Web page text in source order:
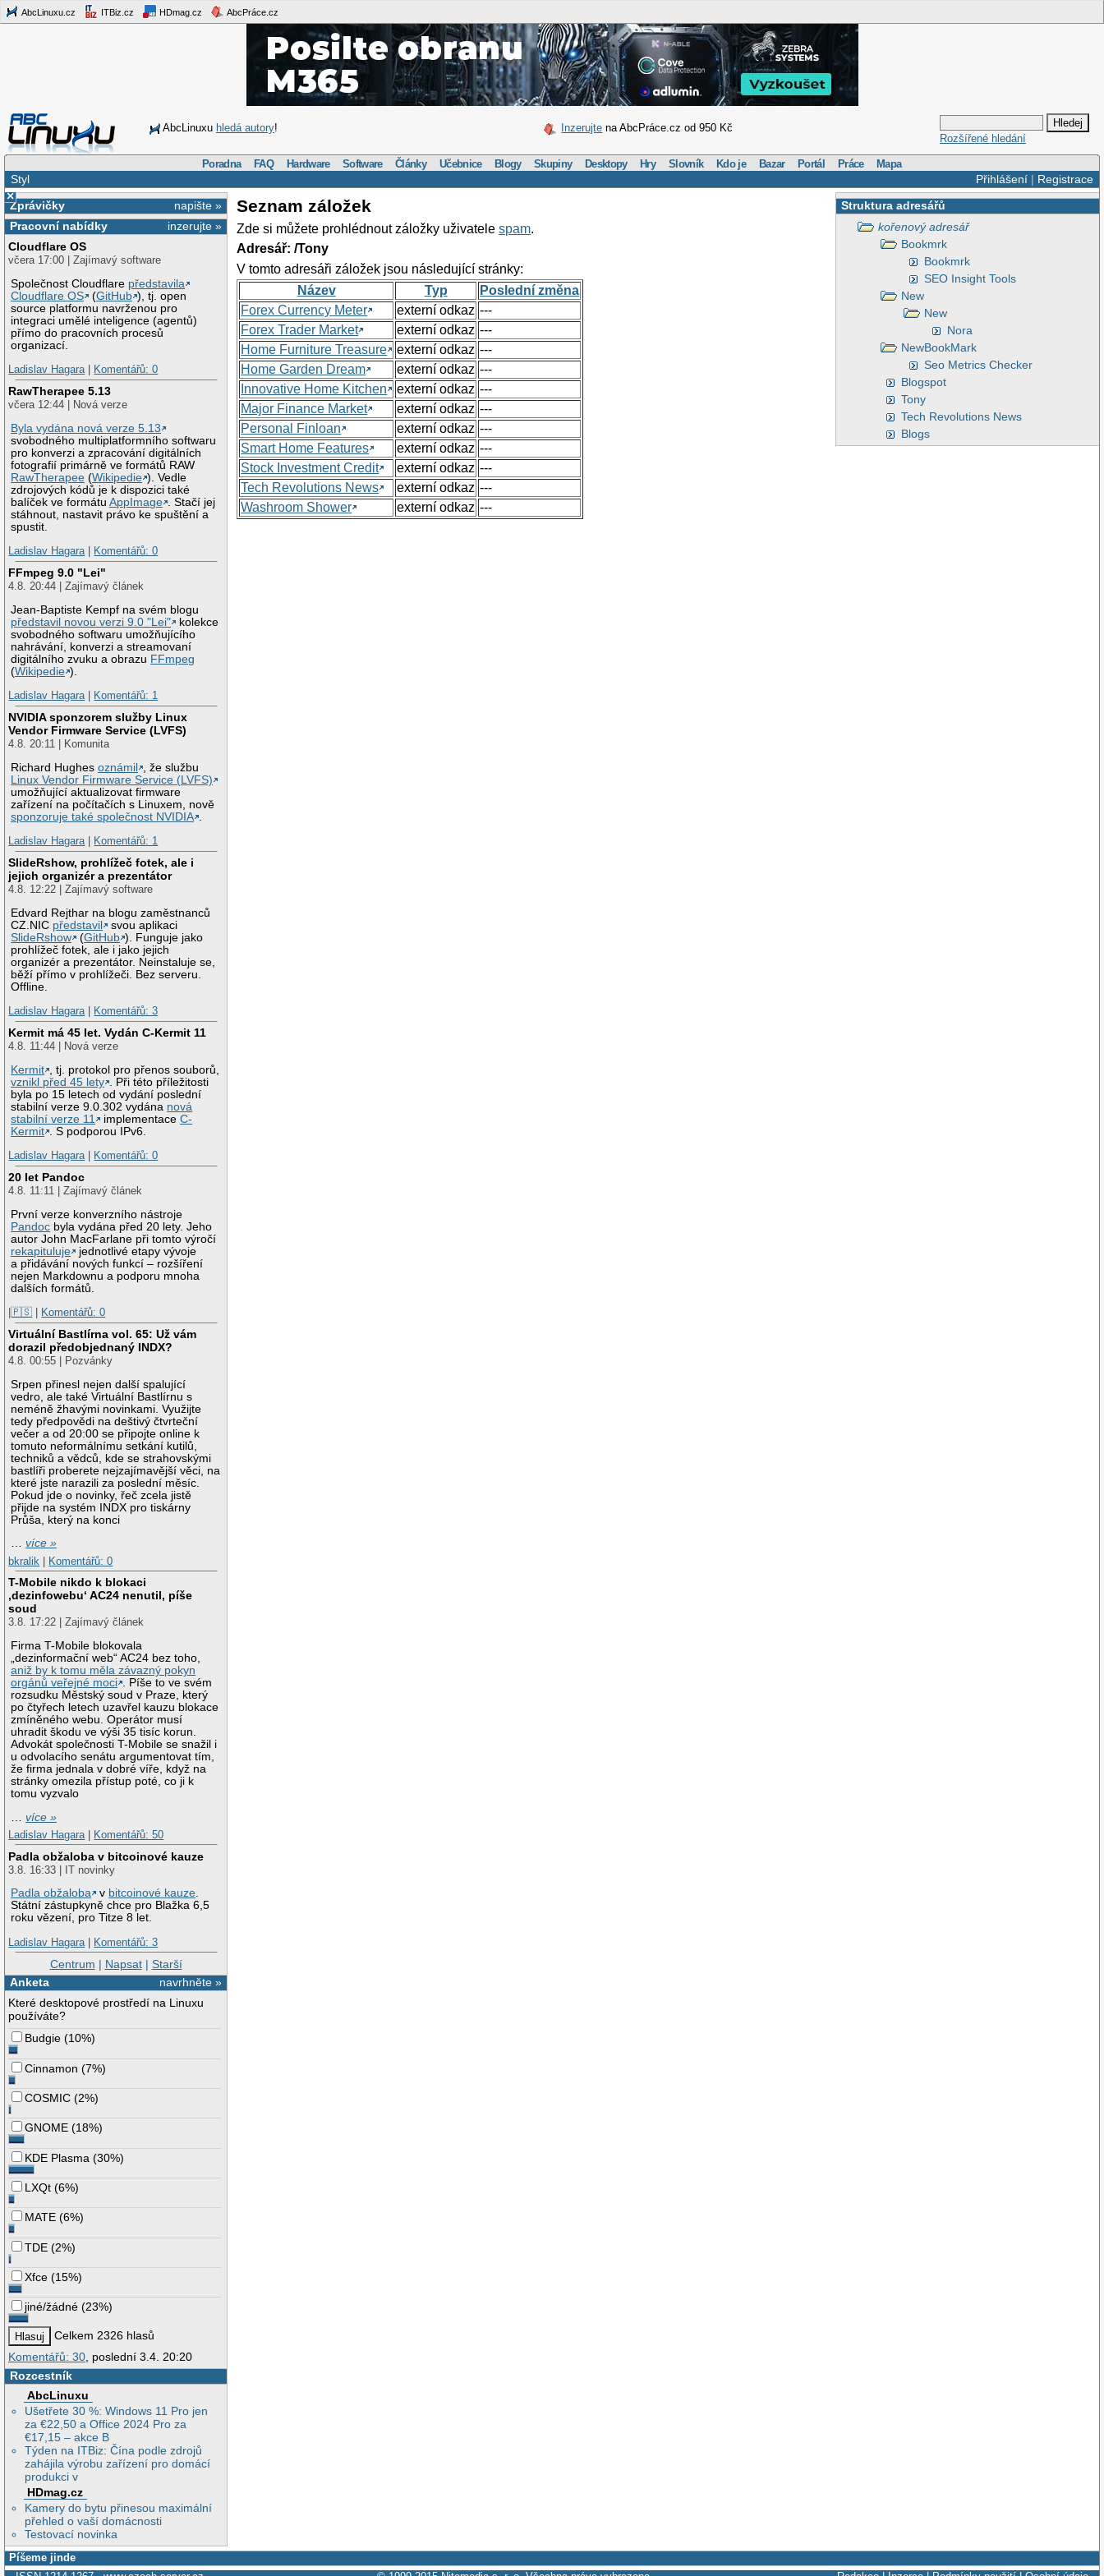
AbcLinuxu.cz ITBiz.cz HDmag.cz AbcPráce.cz
AbcLinuxu hledá autory! Inzerujte na AbcPráce.cz od 950 Kč
Rozšířené hledání
Poradna FAQ Hardware Software Články Učebnice Blogy Skupiny Desktopy Hry Slovník Kdo je Bazar Portál Práce Mapa
Přihlášení| Registrace
Styl
×
napište »
Zprávičky
inzerujte »
Pracovní nabídky
Cloudflare OS
včera 17:00 | Zajímavý software
Společnost Cloudflare představila
Cloudflare OS
(GitHub ), tj. open
source platformu navrženou pro
integraci umělé inteligence (agentů)
přímo do pracovních procesů
organizací.
Ladislav Hagara| Komentářů: 0
RawTherapee 5.13
včera 12:44 | Nová verze
Byla vydána nová verze 5.13
svobodného multiplatformního softwaru
pro konverzi a zpracování digitálních
fotografií primárně ve formátů RAW
RawTherapee (Wikipedie ). Vedle
zdrojových kódů je k dispozici také
balíček ve formátuAppImage
. Stačí jej
stáhnout, nastavit právo ke spuštění a
spustit.
Ladislav Hagara| Komentářů: 0
FFmpeg 9.0 "Lei"
4.8. 20:44 | Zajímavý článek
Jean-Baptiste Kempf na svém blogu
představil novou verzi 9.0 "Lei"
kolekce
svobodného softwaru umožňujícího
nahrávání, konverzi a streamovaní
digitálního zvuku a obrazu FFmpeg
(Wikipedie ).
Ladislav Hagara| Komentářů: 1
NVIDIA sponzorem služby Linux
Vendor Firmware Service (LVFS)
4.8. 20:11 | Komunita
Richard Hughesoznámil
, že službu
Linux Vendor Firmware Service (LVFS)
umožňující aktualizovat firmware
zařízení na počítačích s Linuxem, nově
sponzoruje také společnost NVIDIA
Ladislav Hagara| Komentářů: 1
SlideRshow, prohlížeč fotek, ale i
jejich organizér a prezentátor
4.8. 12:22 | Zajímavý software
Edvard Rejthar na blogu zaměstnanců
CZ.NIC představil
svou aplikaci
SlideRshow
(GitHub ). Funguje jako
prohlížeč fotek, ale i jako jejich
organizér a prezentátor. Neinstaluje se,
běží přímo v prohlížeči. Bez serveru.
Offline.
Ladislav Hagara| Komentářů: 3
Kermit má 45 let. Vydán C-Kermit 11
4.8. 11:44 | Nová verze
Kermit
, tj. protokol pro přenos souborů,
vznikl před 45 lety
. Při této příležitosti
byla po 15 letech od vydání poslední
stabilní verze 9.0.302 vydána nová
stabilní verze 11
implementaceC-
Kermit
. S podporou IPv6.
Ladislav Hagara| Komentářů: 0
20 let Pandoc
4.8. 11:11 | Zajímavý článek
První verze konverzního nástroje
Pandoc byla vydána před 20 lety. Jeho
autor John MacFarlane při tomto výročí
rekapituluje
jednotlivé etapy vývoje
a přidávání nových funkcí – rozšíření
nejen Markdownu a podporu mnoha
dalších formátů.
|🇵🇸
Komentářů: 0
Virtuální Bastlírna vol. 65: Už vám
dorazil předobjednaný INDX?
4.8. 00:55 | Pozvánky
Srpen přinesl nejen další spalující
vedro, ale také Virtuální Bastlírnu s
neméně žhavými novinkami. Využijte
tedy předpovědi na deštivý čtvrteční
večer a od 20:00 se připojte online k
tomuto neformálnímu setkání kutilů,
techniků a vědců, kde se strahovskými
bastlíři proberete nejzajímavější věci, na
které jste narazili za poslední měsíc.
Pokud jde o novinky, řeč zcela jistě
přijde na systém INDX pro tiskárny
Průša, který na konci
…více »
bkralik | Komentářů: 0
T-Mobile nikdo k blokaci
‚dezinfowebu‘ AC24 nenutil, píše
soud
3.8. 17:22 | Zajímavý článek
Firma T-Mobile blokovala
„dezinformační web“ AC24 bez toho,
aniž by k tomu měla závazný pokyn
orgánů veřejné moci
. Píše to ve svém
rozsudku Městský soud v Praze, který
po čtyřech letech uzavřel kauzu blokace
zmíněného webu. Operátor musí
uhradit škodu ve výši 35 tisíc korun.
Advokát společnosti T-Mobile se snažil i
u odvolacího senátu argumentovat tím,
že firma jednala v dobré víře, když na
stránky omezila přístup poté, co ji k
tomu vyzvalo
…více »
Ladislav Hagara| Komentářů: 50
Padla obžaloba v bitcoinové kauze
3.8. 16:33 | IT novinky
Padla obžaloba
v bitcoinové kauze.
Státní zástupkyně chce pro Blažka 6,5
roku vězení, pro Titze 8 let.
Ladislav Hagara| Komentářů: 3
Centrum | Napsat| Starší
navrhněte »
Anketa
Které desktopové prostředí na Linuxu
používáte?
Budgie (10%)
Cinnamon (7%)
COSMIC (2%)
GNOME (18%)
KDE Plasma (30%)
LXQt (6%)
MATE (6%)
TDE (2%)
Xfce (15%)
jiné/žádné (23%)
Celkem 2326 hlasů
Komentářů: 30 , poslední 3.4. 20:20
Rozcestník
AbcLinuxu
Ušetřete 30 %: Windows 11 Pro jen
za €22,50 a Office 2024 Pro za
€17,15 – akce B
Týden na ITBiz: Čína podle zdrojů
zahájila výrobu zařízení pro domácí
produkci v
HDmag.cz
Kamery do bytu přinesou maximální
přehled o vaší domácnosti
Testovací novinka
Struktura adresářů
kořenový adresář
Bookmrk
Bookmrk
SEO Insight Tools
New
New
Nora
NewBookMark
Seo Metrics Checker
Blogspot
Tony
Tech Revolutions News
Blogs
Seznam záložek
Zde si můžete prohlédnout záložky uživatelespam.
Adresář: /Tony
V tomto adresáři záložek jsou následující stránky:
Název
Typ
Poslední změna
Forex Currency Meter
externí odkaz ---
Forex Trader Market
externí odkaz ---
Home Furniture Treasure
externí odkaz ---
Home Garden Dream
externí odkaz ---
Innovative Home Kitchen
externí odkaz ---
Major Finance Market
externí odkaz ---
Personal Finloan
externí odkaz ---
Smart Home Features
externí odkaz ---
Stock Investment Credit
externí odkaz ---
Tech Revolutions News
externí odkaz ---
Washroom Shower
externí odkaz ---
Píšeme jinde